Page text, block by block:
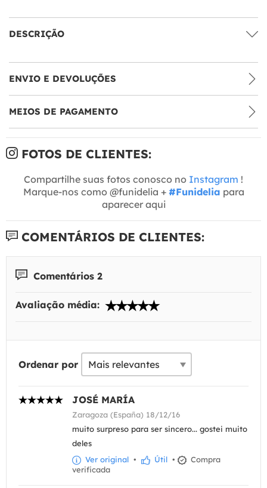
DESCRIÇÃO
ENVIO E DEVOLUÇÕES
MEIOS DE PAGAMENTO
FOTOS DE CLIENTES:
Compartilhe suas fotos conosco no Instagram !
Marque-nos como @funidelia + #Funidelia para
aparecer aqui
COMENTÁRIOS DE CLIENTES:
Comentários 2
Avaliação média:
Ordenar por
JOSÉ MARÍA
Zaragoza (España) 18/12/16
muito surpreso para ser sincero... gostei muito
deles
Ver original • Útil •
Compra
verificada